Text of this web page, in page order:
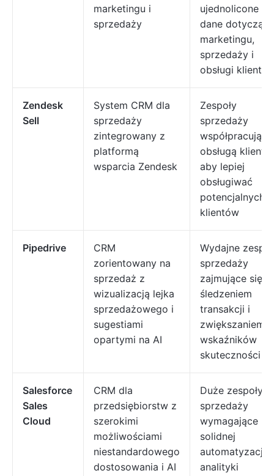
marketingu i
sprzedaży
ujednolicone
dane dotyczące
marketingu,
sprzedaży i
obsługi klienta
Zendesk
Sell
System CRM dla
sprzedaży
zintegrowany z
platformą
wsparcia Zendesk
Zespoły
sprzedaży
współpracują z
obsługą klienta,
aby lepiej
obsługiwać
potencjalnych
klientów
Pipedrive
CRM
zorientowany na
sprzedaż z
wizualizacją lejka
sprzedażowego i
sugestiami
opartymi na AI
Wydajne
sprzedaży
zajmujące się
śledzeniem
transakcji i
zwiększaniem
wskaźników
skuteczności
Salesforce
Sales
Cloud
CRM dla
przedsiębiorstw z
szerokimi
możliwościami
niestandardowego
dostosowania i AI
Duże zespoły
sprzedaży
wymagające
solidnej
automatyzacji i
analityki